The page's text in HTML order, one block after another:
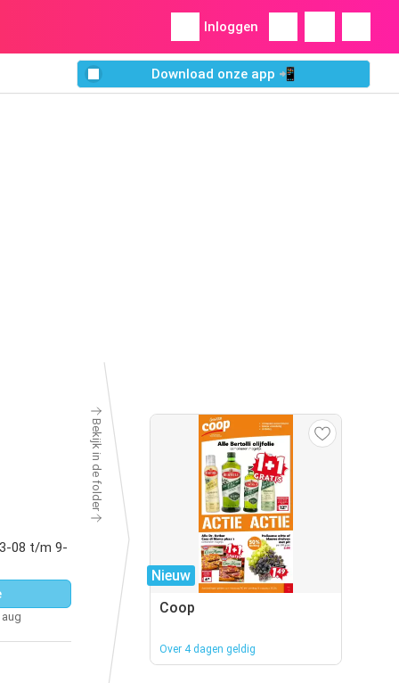
Inloggen
Download onze app 📲
08 t/m 9-
Bekijk in de folder
Nieuw
Coop
Over 4 dagen geldig